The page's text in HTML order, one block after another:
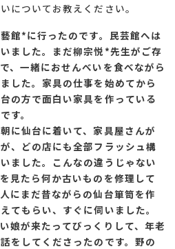
についてお教えください。
館*に行ったのです。民芸館へは
ました。まだ柳宗悦*先生がご存
、一緒におせんべいを食べながら
した。家具の仕事を始めてから
の方で面白い家具を作っている
す。
に仙台に着いて、家具屋さんが
、どの店にも全部フラッシュ構
ました。こんなの違うじゃない
見たら何か古いものを修理して
にまだ昔ながらの仙台箪笥を作
てもらい、すぐに伺いました。
娘が来たってびっくりして、年老
をしてくださったのです。野の